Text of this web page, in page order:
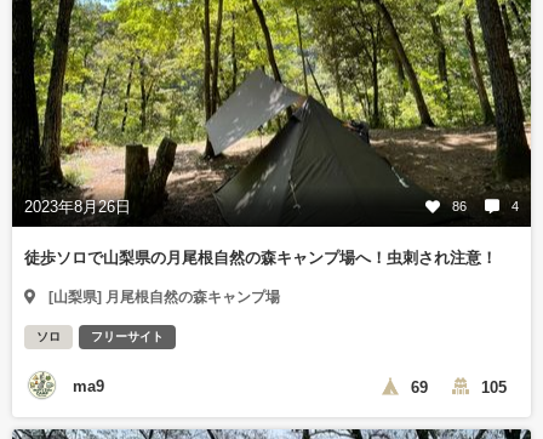
2023年8月26日 86 4
徒歩ソロで山梨県の月尾根自然の森キャンプ場へ！虫刺され注意！
[山梨県] 月尾根自然の森キャンプ場
ソロ フリーサイト
ma9 69 105